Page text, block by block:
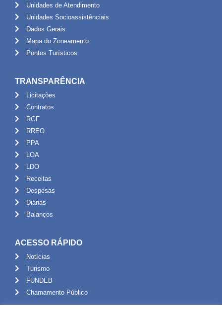
Unidades de Atendimento
Unidades Socioassistênciais
Dados Gerais
Mapa do Zoneamento
Pontos Turísticos
TRANSPARÊNCIA
Licitações
Contratos
RGF
RREO
PPA
LOA
LDO
Receitas
Despesas
Diárias
Balanços
ACESSO RÁPIDO
Notícias
Turismo
FUNDEB
Chamamento Público